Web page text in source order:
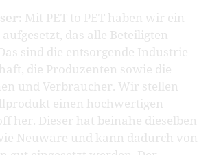
Mit PET to PET haben wir ein
das alle Beteiligten
sind die entsorgende Industrie
die Produzenten sowie die
und Verbraucher. Wir stellen
einen hochwertigen
her. Dieser hat beinahe dieselben
Neuware und kann dadurch von